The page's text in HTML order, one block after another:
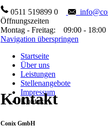
0511 519899 0
Öffnungszeiten
Montag - Freitag: 09:00 - 18:00
Navigation überspringen
Startseite
Über uns
Leistungen
Stellenangebote
Impressum
Kontakt
Kontakt
Conix GmbH